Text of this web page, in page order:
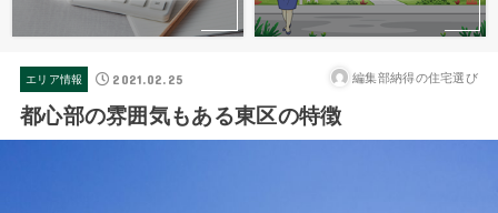
エリア情報 2021.02.25 編集部納得の住宅選び
都心部の雰囲気もある東区の特徴